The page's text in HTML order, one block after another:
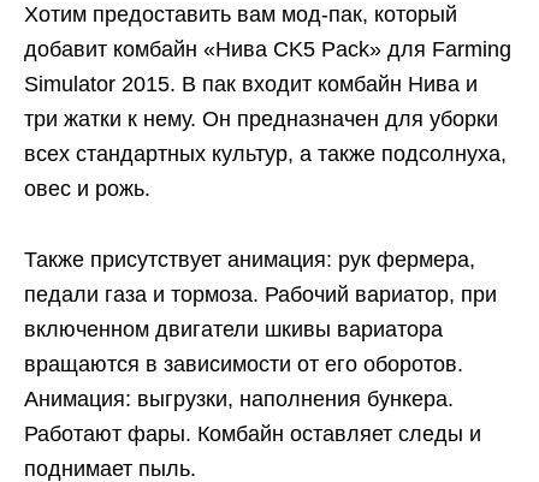
Хотим предоставить вам мод-пак, который
добавит комбайн «Нива CK5 Pack» для Farming
Simulator 2015. В пак входит комбайн Нива и
три жатки к нему. Он предназначен для уборки
всех стандартных культур, а также подсолнуха,
овес и рожь.
Также присутствует анимация: рук фермера,
педали газа и тормоза. Рабочий вариатор, при
включенном двигатели шкивы вариатора
вращаются в зависимости от его оборотов.
Анимация: выгрузки, наполнения бункера.
Работают фары. Комбайн оставляет следы и
поднимает пыль.